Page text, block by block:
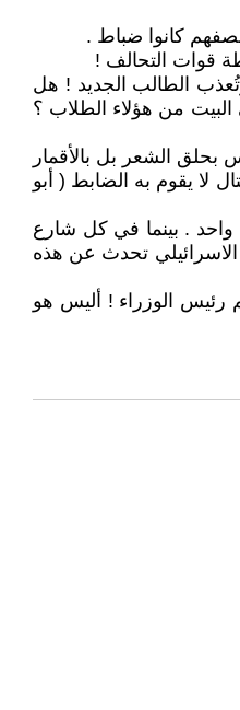
كانوا ضباط .
قوات التحالف !
الطالب الجديد ! هل
من هؤلاء الطلاب ؟
الشعر بل بالأقمار
لا يقوم به الضابط ( أبو
واحد . بينما في كل شارع
تحدث عن هذه
رئيس الوزراء ! أليس هو